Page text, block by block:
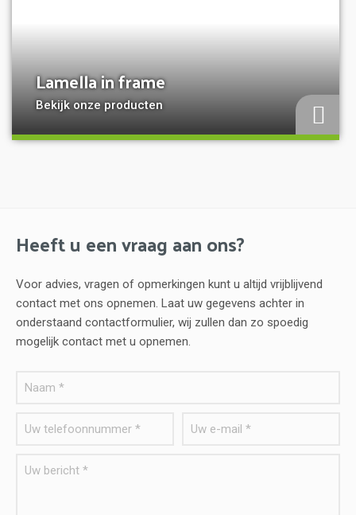
Lamella in frame
Bekijk onze producten
Heeft u een vraag aan ons?
Voor advies, vragen of opmerkingen kunt u altijd vrijblijvend
contact met ons opnemen. Laat uw gegevens achter in
onderstaand contactformulier, wij zullen dan zo spoedig
mogelijk contact met u opnemen.